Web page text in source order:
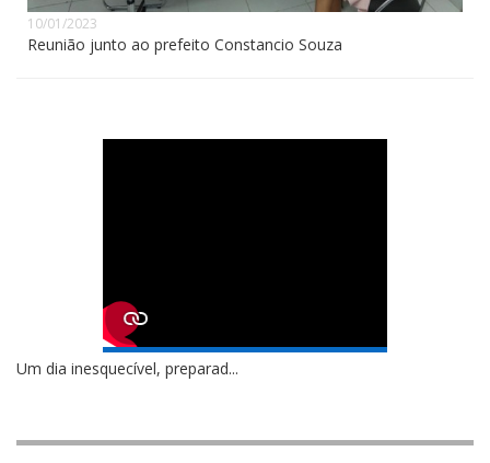
10/01/2023
Reunião junto ao prefeito Constancio Souza
Um dia inesquecível, preparad...